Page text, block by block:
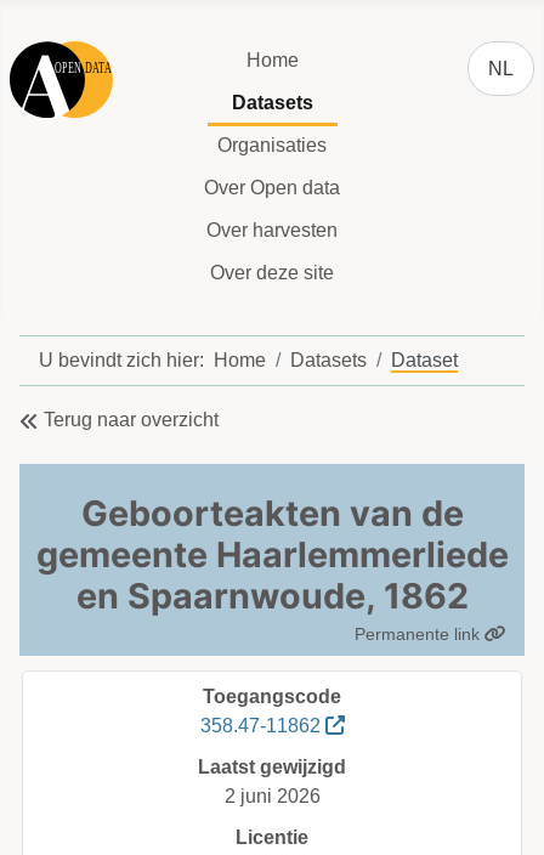
Home
Datasets
Organisaties
Over Open data
Over harvesten
Over deze site
NL
U bevindt zich hier: Home Datasets Dataset
Terug naar overzicht
Geboorteakten van de
gemeente Haarlemmerliede
en Spaarnwoude, 1862
Permanente link
Toegangscode
358.47-11862
Laatst gewijzigd
2 juni 2026
Licentie